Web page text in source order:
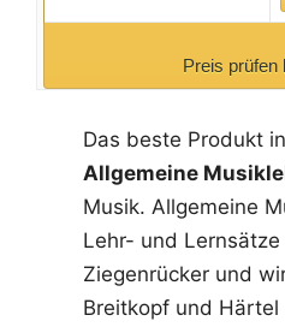
Preis prüfen
Das beste Produkt
Allgemeine
Musik. Allgemeine
Lehr- und
Ziegenrücker und
Breitkopf und